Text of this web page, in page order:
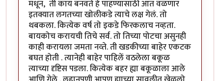
मधून, ती काय बनवते हे पाहण्यासाठी आत वळणार
इतक्यात लगतच्या खोलीकडे त्याचे लक्ष गेलं. तो
थबकला. कित्येक वर्ष तो इकडे फिरकलाच नव्हता.
बायकोच करायची तिचे सर्व. तो तिच्या पोटचा असुनही
काही करायला जमता नव्ते. ती खडकीच्या बाहेर एकटक
बघत होती . त्यानेही बाहेर पाहिलें वठलेला बकूळ
त्याच्या दृष्टिस पडला. कित्येक बहर ह्या बकूळाला आले